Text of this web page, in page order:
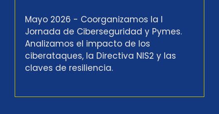
Mayo 2026 - Coorganizamos la I
Jornada de Ciberseguridad y Pymes.
Analizamos el impacto de los
ciberataques, la Directiva NIS2 y las
claves de resiliencia.